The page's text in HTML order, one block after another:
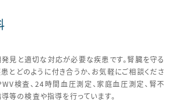
発見と適切な対応が必要な疾患です。腎臓を守る
とどのように付き合うか、お気軽にご相談くださ
検査、24時間血圧測定、家庭血圧測定、腎不
等の検査や指導を行っています。